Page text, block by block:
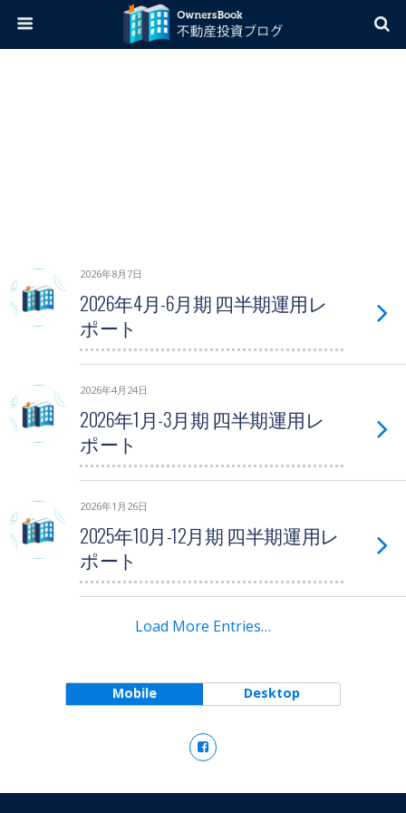
2026年8月7日
2026年4月-6月期 四半期運用レ
ポート
2026年4月24日
2026年1月-3月期 四半期運用レ
ポート
2026年1月26日
2025年10月-12月期 四半期運用レ
ポート
Load More Entries…
Mobile Desktop